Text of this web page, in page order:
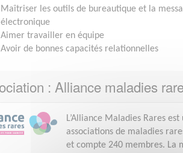
Maîtriser les outils de bureautique et la
électronique
Aimer travailler en équipe
Avoir de bonnes capacités relationnelles
: Alliance maladies
L’Alliance Maladies Rares
associations de maladies
et compte 240 membres. La